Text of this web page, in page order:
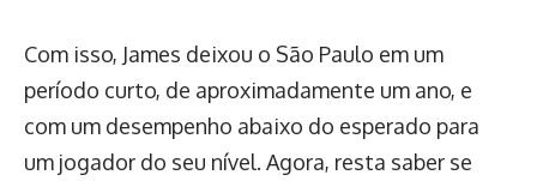
Com isso, James deixou o São Paulo em um
período curto, de aproximadamente um ano, e
com um desempenho abaixo do esperado para
um jogador do seu nível. Agora, resta saber se